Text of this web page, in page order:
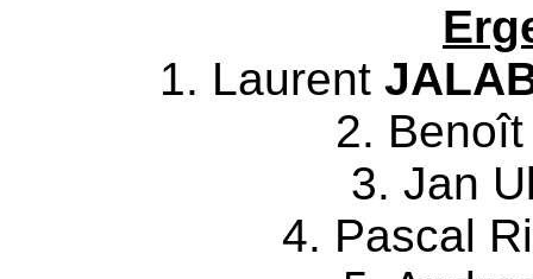
1. Laurent
2.
3. Jan
4. Pascal